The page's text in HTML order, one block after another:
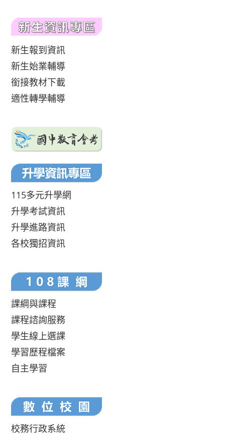
新生報到資訊
新生始業輔導
銜接教材下載
適性轉學輔導
115多元升學網
升學考試資訊
升學進路資訊
各校獨招資訊
課綱與課程
課程諮詢服務
學生線上選課
學習歷程檔案
自主學習
校務行政系統